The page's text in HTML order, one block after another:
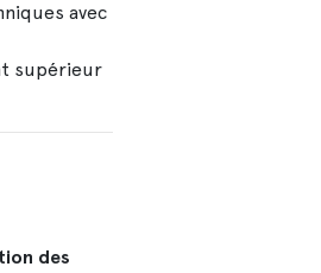
avec
supérieur
des